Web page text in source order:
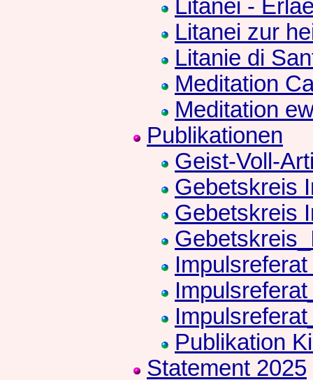
Litanei -
Litanei zur
Litanie di
Meditation
Meditation
Publikationen
Geist-Voll-
Gebetskreis
Gebetskreis
Publikation
Statement 2025